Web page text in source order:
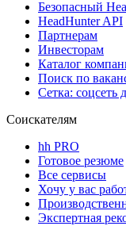
Безопасный
HeadHunter API
Партнерам
Инвесторам
Каталог
Поиск по
Сетка: соцсеть
Соискателям
hh PRO
Готовое резюме
Все сервисы
Хочу у вас
Экспертная